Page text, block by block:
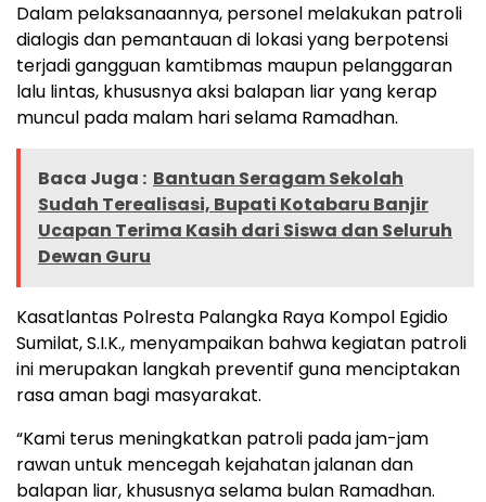
Dalam pelaksanaannya, personel melakukan patroli
dialogis dan pemantauan di lokasi yang berpotensi
terjadi gangguan kamtibmas maupun pelanggaran
lalu lintas, khususnya aksi balapan liar yang kerap
muncul pada malam hari selama Ramadhan.
Baca Juga : Bantuan Seragam Sekolah
Sudah Terealisasi, Bupati Kotabaru Banjir
Ucapan Terima Kasih dari Siswa dan Seluruh
Dewan Guru
Kasatlantas Polresta Palangka Raya Kompol Egidio
Sumilat, S.I.K., menyampaikan bahwa kegiatan patroli
ini merupakan langkah preventif guna menciptakan
rasa aman bagi masyarakat.
“Kami terus meningkatkan patroli pada jam-jam
rawan untuk mencegah kejahatan jalanan dan
balapan liar, khususnya selama bulan Ramadhan.